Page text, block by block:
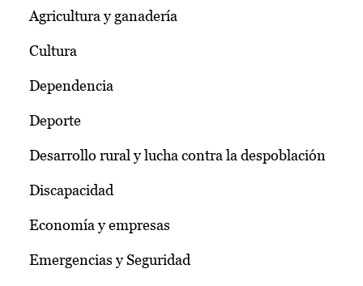
Agricultura y ganadería
Cultura
Dependencia
Deporte
Desarrollo rural y lucha contra la despoblación
Discapacidad
Economía y empresas
Emergencias y Seguridad